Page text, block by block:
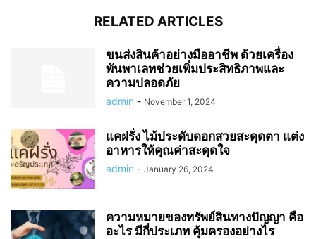
RELATED ARTICLES
ขนส่งสินค้าอย่างมืออาชีพ ด้วยเครื่อง
พันพาเลทช่วยเพิ่มประสิทธิภาพและ
ความปลอดภัย
admin - November 1, 2024
แคฝรั่ง ไม้ประดับดอกสวยสะดุดตา แต่ง
อาหารให้คุณค่าสะดุดใจ
admin - January 26, 2024
ความหมายของทรัพย์สินทางปัญญา คือ
อะไร มีกี่ประเภท คุ้มครองอย่างไร